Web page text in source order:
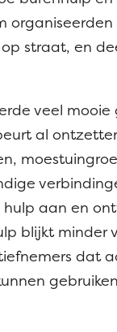
straat, en
veel mooie
al
aan en
blijkt minder
dat